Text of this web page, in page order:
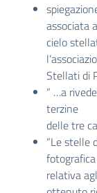
associata
cielo
Stellati di
“ …a
terzine
delle tre
“Le stelle
fotografica
relativa